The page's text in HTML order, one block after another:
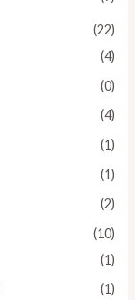
(22)
(4)
(0)
(4)
(1)
(1)
(2)
(10)
(1)
(1)